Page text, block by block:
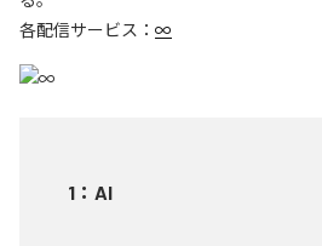
各配信サービス： ∞
1 ： AI